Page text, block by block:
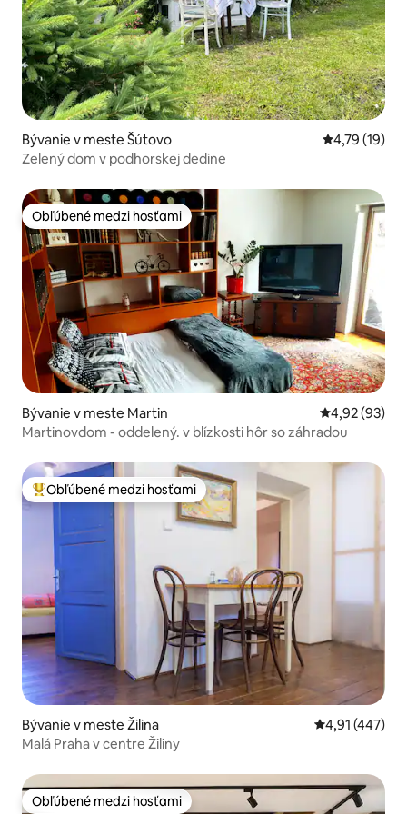
Bývanie v meste Šútovo Priemerné
4,79 (19)
Zelený dom v podhorskej dedine
Obľúbené medzi hosťami
Obľúbené medzi hosťami
Bývanie v meste Martin Priemerné
4,92 (93)
Martinovdom - oddelený. v blízkosti hôr so záhradou
Najobľúbenejšie medzi hosťami
Obľúbené medzi hosťami
Bývanie v meste Žilina Priemerné
4,91 (447)
Malá Praha v centre Žiliny
Obľúbené medzi hosťami
Obľúbené medzi hosťami